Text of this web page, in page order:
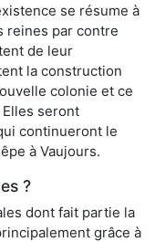
se résume à
reines par contre
de leur
la construction
colonie et ce
Elles seront
continueront le
à Vaujours.
?
dont fait partie la
grâce à